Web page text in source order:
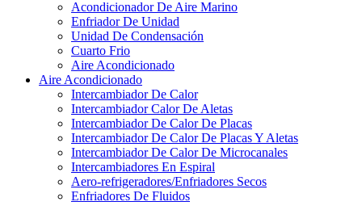
Acondicionador De Aire Marino
Enfriador De Unidad
Unidad De Condensación
Cuarto Frio
Aire Acondicionado
Aire Acondicionado
Intercambiador De Calor
Intercambiador Calor De Aletas
Intercambiador De Calor De Placas
Intercambiador De Calor De Placas Y Aletas
Intercambiador De Calor De Microcanales
Intercambiadores En Espiral
Aero-refrigeradores/Enfriadores Secos
Enfriadores De Fluidos